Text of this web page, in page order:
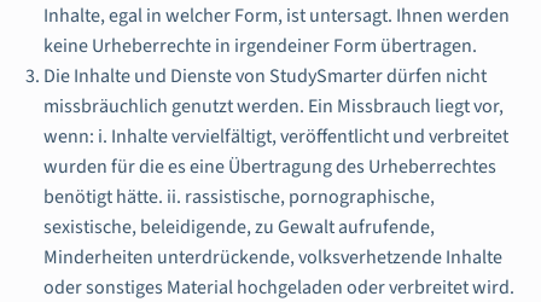
Inhalte, egal in welcher Form, ist untersagt. Ihnen werden
keine Urheberrechte in irgendeiner Form übertragen.
Die Inhalte und Dienste von StudySmarter dürfen nicht
missbräuchlich genutzt werden. Ein Missbrauch liegt vor,
wenn: i. Inhalte vervielfältigt, veröffentlicht und verbreitet
wurden für die es eine Übertragung des Urheberrechtes
benötigt hätte. ii. rassistische, pornographische,
sexistische, beleidigende, zu Gewalt aufrufende,
Minderheiten unterdrückende, volksverhetzende Inhalte
oder sonstiges Material hochgeladen oder verbreitet wird.